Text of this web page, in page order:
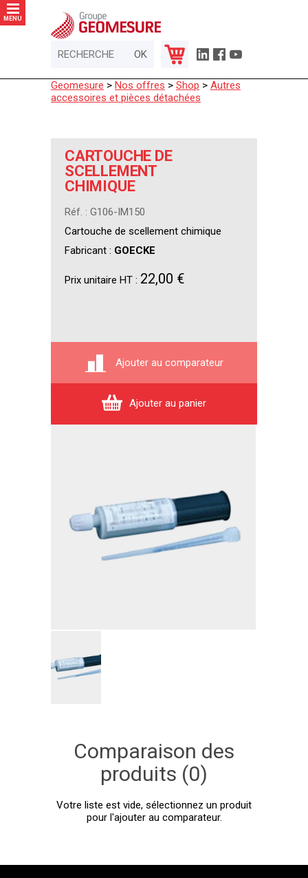
MENU
Geomesure > Nos offres > Shop > Autres
accessoires et pièces détachées
CARTOUCHE DE
SCELLEMENT
CHIMIQUE
Réf. : G106-IM150
Cartouche de scellement chimique
Fabricant : GOECKE
Prix unitaire HT : 22,00 €
Ajouter au comparateur
Ajouter au panier
Comparaison des
produits (0)
Votre liste est vide, sélectionnez un produit
pour l'ajouter au comparateur.
Panneau de gestion des cookies